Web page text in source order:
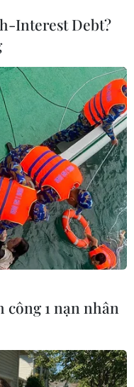
chức Triều Tiên
Nhật Bản
Interest Debt?
công 1 nạn nhân